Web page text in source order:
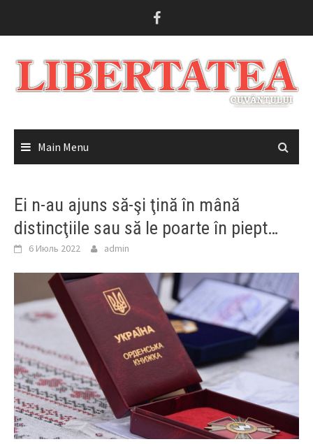
Main Menu
Ei n-au ajuns să-şi ţină în mână
distincţiile sau să le poarte în piept…
6 Июль 2022 admin